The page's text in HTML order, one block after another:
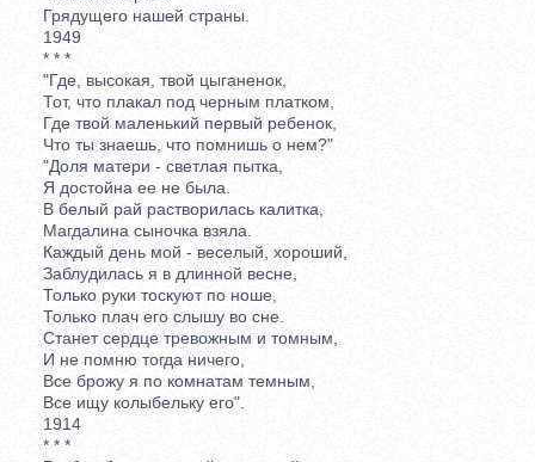
Грядущего нашей страны.
1949
* * *
"Где, высокая, твой цыганенок,
Тот, что плакал под черным платком,
Где твой маленький первый ребенок,
Что ты знаешь, что помнишь о нем?"
"Доля матери - светлая пытка,
Я достойна ее не была.
В белый рай растворилась калитка,
Магдалина сыночка взяла.
Каждый день мой - веселый, хороший,
Заблудилась я в длинной весне,
Только руки тоскуют по ноше,
Только плач его слышу во сне.
Станет сердце тревожным и томным,
И не помню тогда ничего,
Все брожу я по комнатам темным,
Все ищу колыбельку его".
1914
* * *